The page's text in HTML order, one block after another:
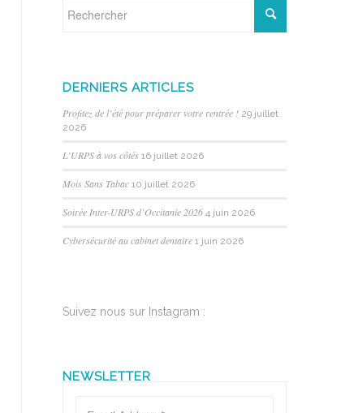
DERNIERS ARTICLES
Profitez de l’été pour préparer votre rentrée ! 29 juillet
2026
L’URPS à vos côtés 16 juillet 2026
Mois Sans Tabac 10 juillet 2026
Soirée Inter-URPS d’Occitanie 2026 4 juin 2026
Cybersécurité au cabinet dentaire 1 juin 2026
Suivez nous sur Instagram :
NEWSLETTER